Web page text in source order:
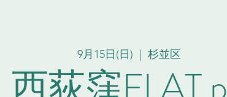
9月15日(日)
  |
杉並区